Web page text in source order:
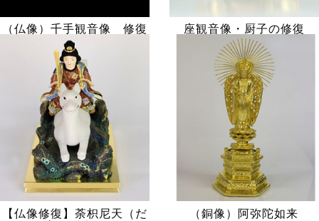
（仏像）千手観音像 修復 座観音像・厨子の修復
【仏像修復】荼枳尼天（だ
（銅像）阿弥陀如来